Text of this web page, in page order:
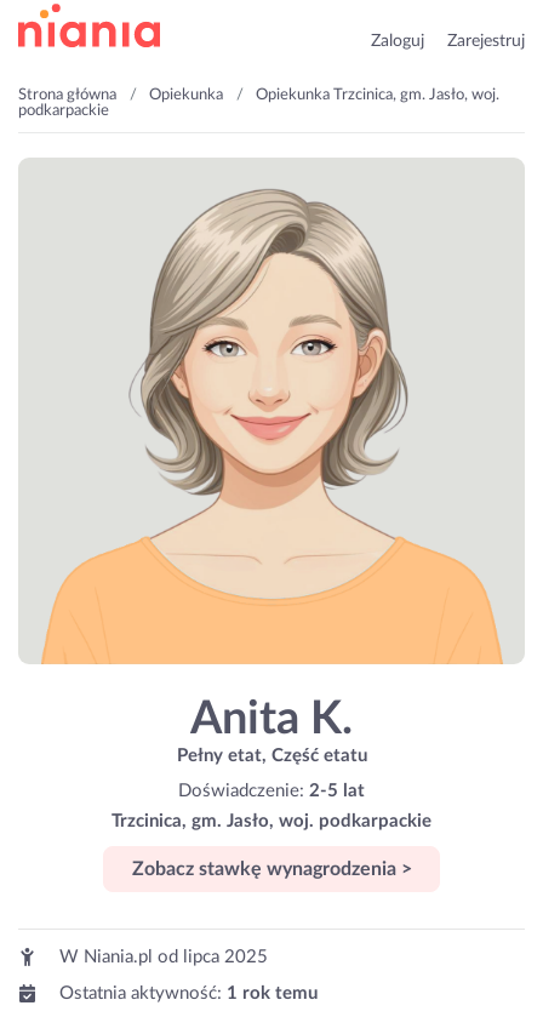
Zaloguj Zarejestruj
Strona główna Opiekunka
Opiekunka Trzcinica, gm. Jasło, woj.
podkarpackie
Anita K.
Pełny etat, Część etatu
Doświadczenie: 2-5 lat
Trzcinica, gm. Jasło, woj. podkarpackie
Zobacz stawkę wynagrodzenia >
W Niania.pl od
lipca 2025
Ostatnia aktywność: 1 rok temu